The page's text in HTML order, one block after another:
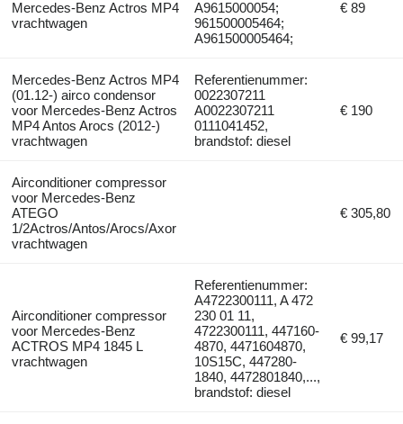
Mercedes-Benz Actros MP4
vrachtwagen
A9615000054;
961500005464;
A961500005464;
€ 89
Mercedes-Benz Actros MP4
(01.12-) airco condensor
voor Mercedes-Benz Actros
MP4 Antos Arocs (2012-)
vrachtwagen
Referentienummer:
0022307211
A0022307211
0111041452,
brandstof: diesel
€ 190
Airconditioner compressor
voor Mercedes-Benz
ATEGO
1/2Actros/Antos/Arocs/Axor
vrachtwagen
€ 305,80
Airconditioner compressor
voor Mercedes-Benz
ACTROS MP4 1845 L
vrachtwagen
Referentienummer:
A4722300111, A 472
230 01 11,
4722300111, 447160-
4870, 4471604870,
10S15C, 447280-
1840, 4472801840,...,
brandstof: diesel
€ 99,17